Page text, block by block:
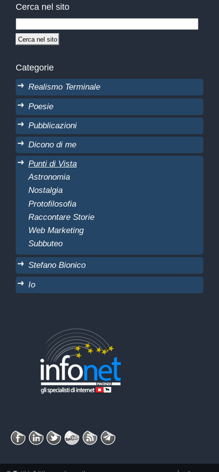
Cerca nel sito
Categorie
Realismo Terminale
Poesie
Pubblicazioni
Dicono di me
Punti di Vista
Astronomia
Nostalgia
Protofilosofia
Raccontare Storie
Web Marketing
Subbuteo
Stefano Bionico
Io